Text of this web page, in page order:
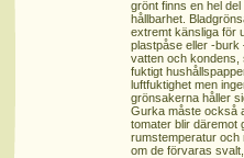
grönt finns en hel
hållbarhet.
extremt känsliga för
plastpåse eller -burk
vatten och kondens,
fuktigt
luftfuktighet men
grönsakerna håller
Gurka måste också
tomater blir däremot
rumstemperatur och
om de förvaras